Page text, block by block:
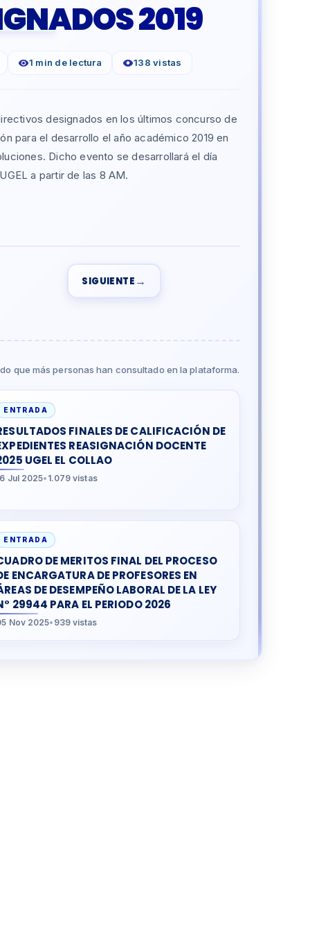
2019
1 min de lectura 138 vistas
designados en los últimos concurso de
para el desarrollo el año académico 2019 en
Dicho evento se desarrollará el día
a partir de las 8 AM.
SIGUIENTE →
que más personas han consultado en la plataforma.
ENTRADA
FINALES DE CALIFICACIÓN DE
REASIGNACIÓN DOCENTE
UGEL EL COLLAO
Jul 2025• 1.079 vistas
ENTRADA
DE MERITOS FINAL DEL PROCESO
ENCARGATURA DE PROFESORES EN
DE DESEMPEÑO LABORAL DE LA LEY
29944 PARA EL PERIODO 2026
Nov 2025• 939 vistas